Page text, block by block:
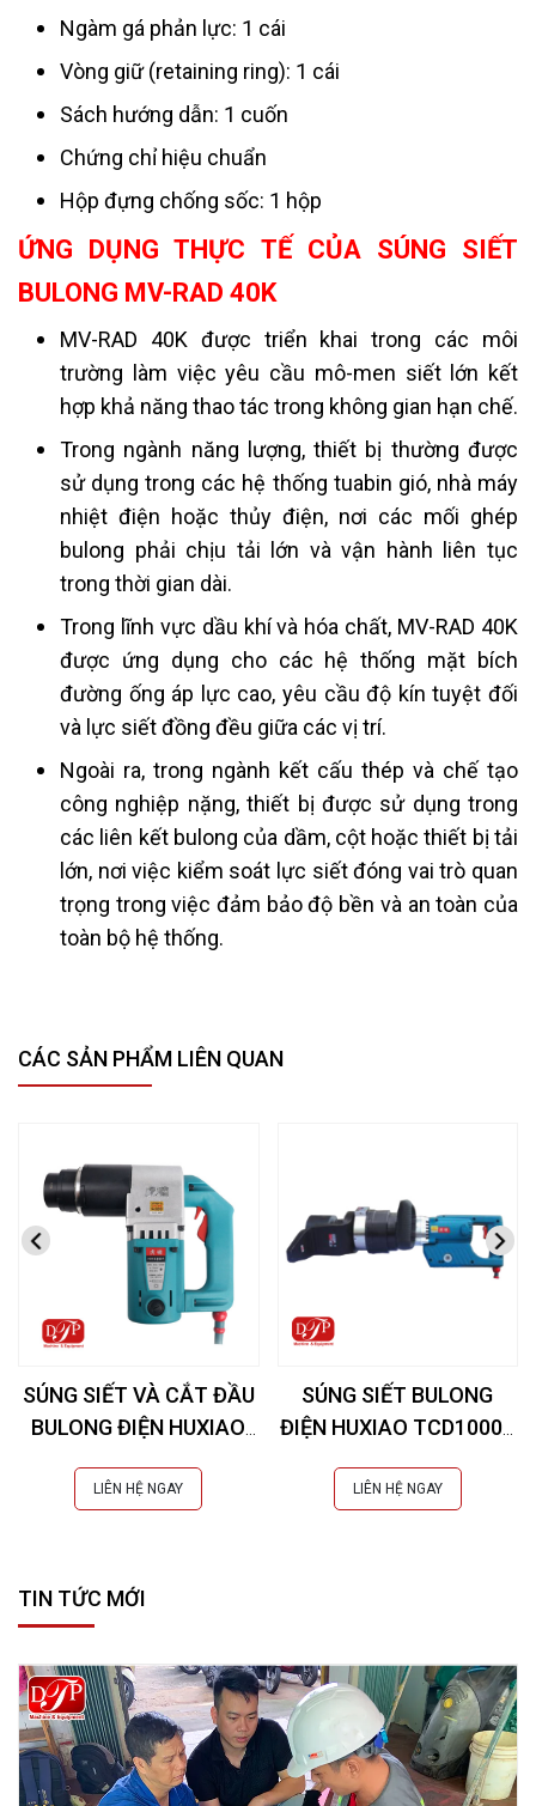
Ngàm gá phản lực: 1 cái
Vòng giữ (retaining ring): 1 cái
Sách hướng dẫn: 1 cuốn
Chứng chỉ hiệu chuẩn
Hộp đựng chống sốc: 1 hộp
ỨNG DỤNG THỰC TẾ CỦA SÚNG SIẾT
BULONG MV-RAD 40K
MV-RAD 40K được triển khai trong các môi
trường làm việc yêu cầu mô-men siết lớn kết
hợp khả năng thao tác trong không gian hạn chế.
Trong ngành năng lượng, thiết bị thường được
sử dụng trong các hệ thống tuabin gió, nhà máy
nhiệt điện hoặc thủy điện, nơi các mối ghép
bulong phải chịu tải lớn và vận hành liên tục
trong thời gian dài.
Trong lĩnh vực dầu khí và hóa chất, MV-RAD 40K
được ứng dụng cho các hệ thống mặt bích
đường ống áp lực cao, yêu cầu độ kín tuyệt đối
và lực siết đồng đều giữa các vị trí.
Ngoài ra, trong ngành kết cấu thép và chế tạo
công nghiệp nặng, thiết bị được sử dụng trong
các liên kết bulong của dầm, cột hoặc thiết bị tải
lớn, nơi việc kiểm soát lực siết đóng vai trò quan
trọng trong việc đảm bảo độ bền và an toàn của
toàn bộ hệ thống.
CÁC SẢN PHẨM LIÊN QUAN
SÚNG SIẾT VÀ CẮT ĐẦU
BULONG ĐIỆN HUXIAO
LIÊN HỆ NGAY
SÚNG SIẾT BULONG
ĐIỆN HUXIAO TCD10000
LIÊN HỆ NGAY
TIN TỨC MỚI